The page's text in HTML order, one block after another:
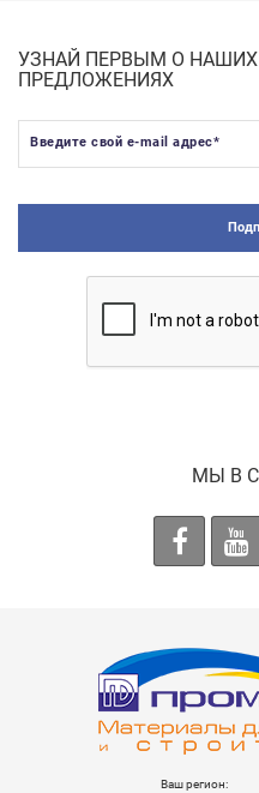
УЗНАЙ ПЕРВЫМ О
ПРЕДЛОЖЕНИЯХ
Введите свой e-mail адрес*
МЫ В
Ваш регион: